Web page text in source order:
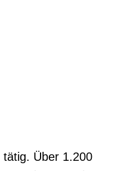
tätig. Über 1.200